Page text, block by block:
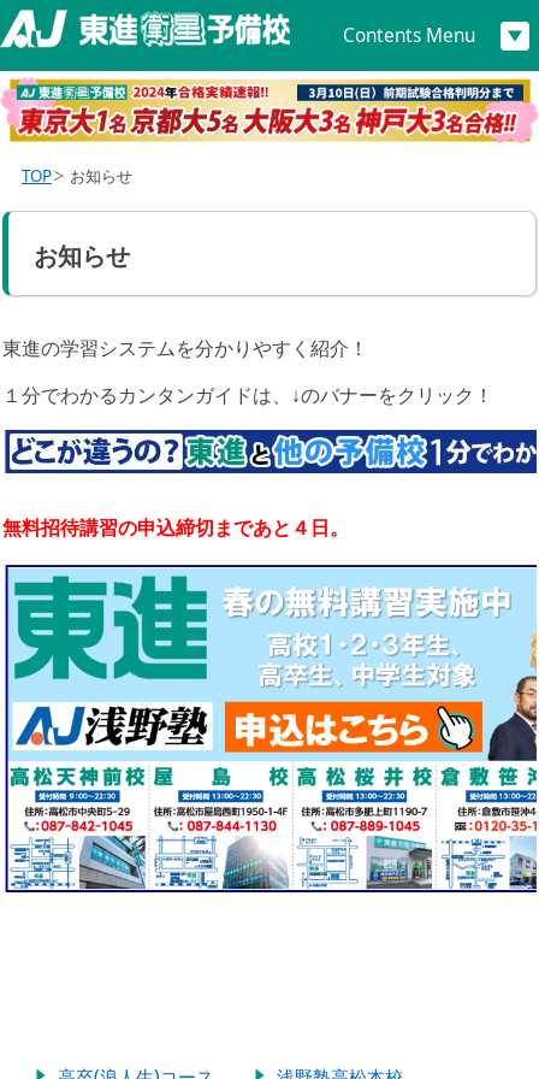
Contents Menu
TOP お知らせ
お知らせ
東進の学習システムを分かりやすく紹介！
１分でわかるカンタンガイドは、↓のバナーをクリック！
無料招待講習の申込締切まであと４日。